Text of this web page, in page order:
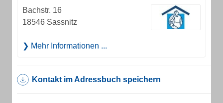
Bachstr. 16
18546 Sassnitz
Mehr Informationen ...
Kontakt im Adressbuch speichern